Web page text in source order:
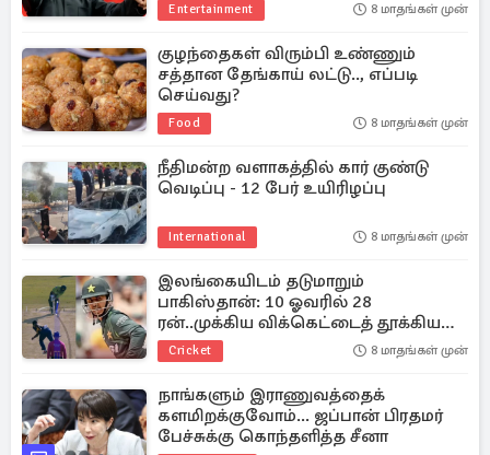
Entertainment 8 மாதங்கள் முன்
குழந்தைகள் விரும்பி உண்ணும்
சத்தான தேங்காய் லட்டு.., எப்படி
செய்வது?
Food 8 மாதங்கள் முன்
நீதிமன்ற வளாகத்தில் கார் குண்டு
வெடிப்பு - 12 பேர் உயிரிழப்பு
International 8 மாதங்கள் முன்
இலங்கையிடம் தடுமாறும்
பாகிஸ்தான்: 10 ஓவரில் 28
ரன்..முக்கிய விக்கெட்டைத் தூக்கிய
அசிதா
Cricket 8 மாதங்கள் முன்
நாங்களும் இராணுவத்தைக்
களமிறக்குவோம்... ஜப்பான் பிரதமர்
பேச்சுக்கு கொந்தளித்த சீனா